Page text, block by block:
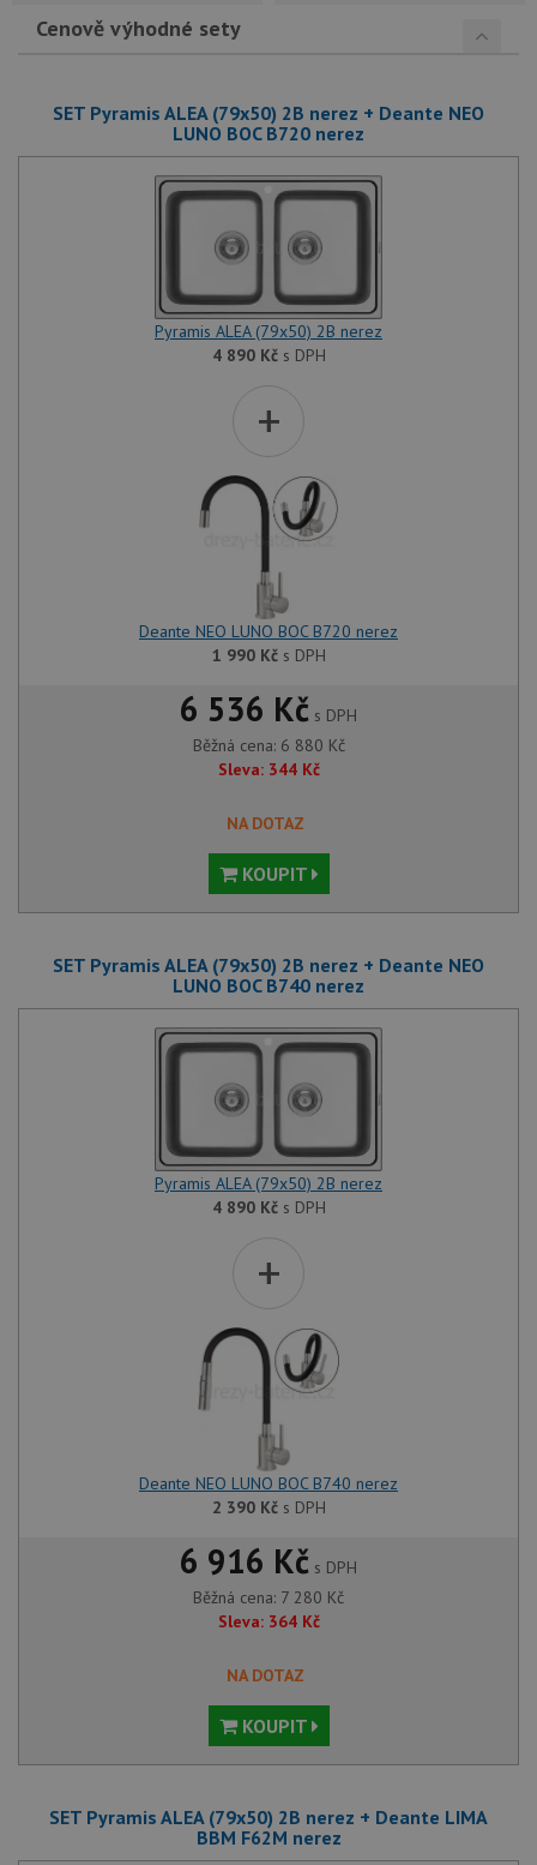
Cenově výhodné sety
SET Pyramis ALEA (79x50) 2B nerez + Deante NEO
LUNO BOC B720 nerez
Pyramis ALEA (79x50) 2B nerez
4 890 Kčs DPH
+
Deante NEO LUNO BOC B720 nerez
1 990 Kčs DPH
6 536 Kč s DPH
Běžná cena: 6 880 Kč
Sleva: 344 Kč
NA DOTAZ
KOUPIT
SET Pyramis ALEA (79x50) 2B nerez + Deante NEO
LUNO BOC B740 nerez
Pyramis ALEA (79x50) 2B nerez
4 890 Kčs DPH
+
Deante NEO LUNO BOC B740 nerez
2 390 Kčs DPH
6 916 Kč s DPH
Běžná cena: 7 280 Kč
Sleva: 364 Kč
NA DOTAZ
KOUPIT
SET Pyramis ALEA (79x50) 2B nerez + Deante LIMA
BBM F62M nerez